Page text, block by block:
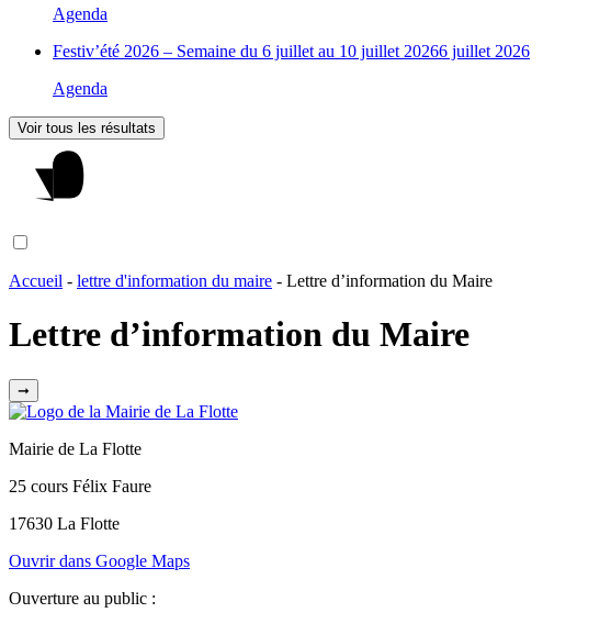
Agenda
Festiv’été 2026 – Semaine du 6 juillet au 10 juillet 20266 juillet 2026
Agenda
Voir tous les résultats
Accueil - lettre d'information du maire - Lettre d’information du Maire
Lettre d’information du Maire
➞
Mairie de La Flotte
25 cours Félix Faure
17630 La Flotte
Ouvrir dans Google Maps
Ouverture au public :